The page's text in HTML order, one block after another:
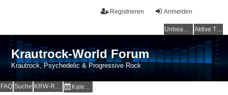
Anmelden
Registrieren
Unbeantwortete Themen Aktive Themen
Krautrock-World Forum
Krautrock, Psychedelic & Progressive Rock
FAQ Suche KRW-Radio Kalender